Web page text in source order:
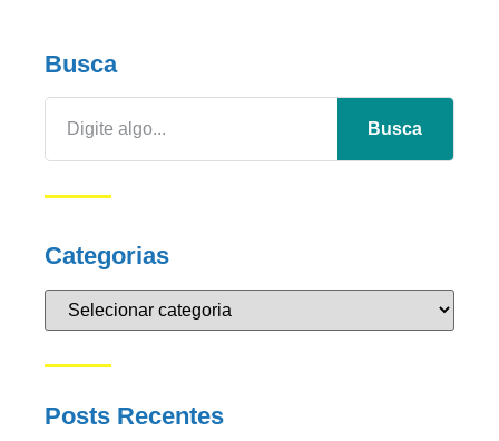
Busca
Busca
Categorias
Posts Recentes